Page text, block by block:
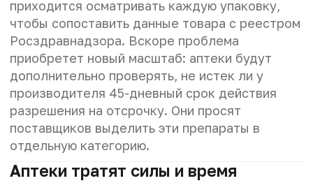
приходится осматривать каждую упаковку,
чтобы сопоставить данные товара с реестром
Росздравнадзора. Вскоре проблема
приобретет новый масштаб: аптеки будут
дополнительно проверять, не истек ли у
производителя 45-дневный срок действия
разрешения на отсрочку. Они просят
поставщиков выделить эти препараты в
отдельную категорию.
Аптеки тратят силы и время